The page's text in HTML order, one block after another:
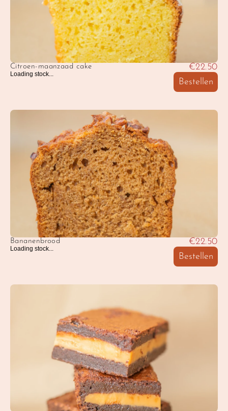
Citroen-maanzaad cake
Loading stock...
€22.50
Bestellen
Bananenbrood
Loading stock...
€22.50
Bestellen